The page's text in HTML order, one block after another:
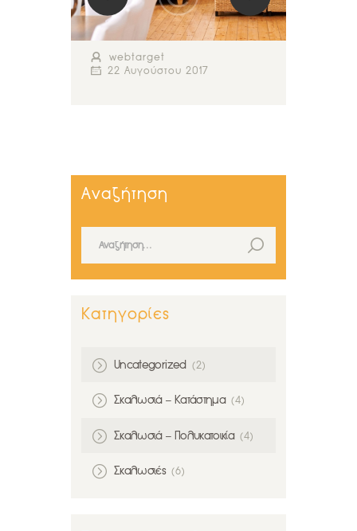
webtarget
22 Αυγούστου 2017
Αναζήτηση
Κατηγορίες
Uncategorized (2)
Σκαλωσιά – Κατάστημα (4)
Σκαλωσιά – Πολυκατοικία (4)
Σκαλωσιές (6)